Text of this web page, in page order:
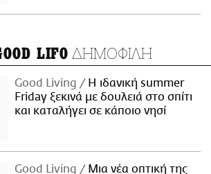
LIFO ΔΗΜΟΦΙΛΗ
Good Living
Η ιδανική summer
Friday ξεκινά με δουλειά στο σπίτι
και καταλήγει σε κάποιο νησί
Good Living
Μια νέα οπτική της